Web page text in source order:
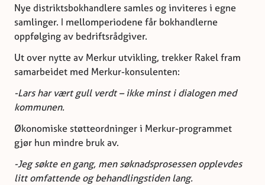
Nye distriktsbokhandlere samles og inviteres i egne
samlinger. I mellomperiodene får bokhandlerne
oppfølging av bedriftsrådgiver.
Ut over nytte av Merkur utvikling, trekker Rakel fram
samarbeidet med Merkur-konsulenten:
-Lars har vært gull verdt – ikke minst i dialogen med
kommunen.
Økonomiske støtteordninger i Merkur-programmet
gjør hun mindre bruk av.
-Jeg søkte en gang, men søknadsprosessen opplevdes
litt omfattende og behandlingstiden lang.